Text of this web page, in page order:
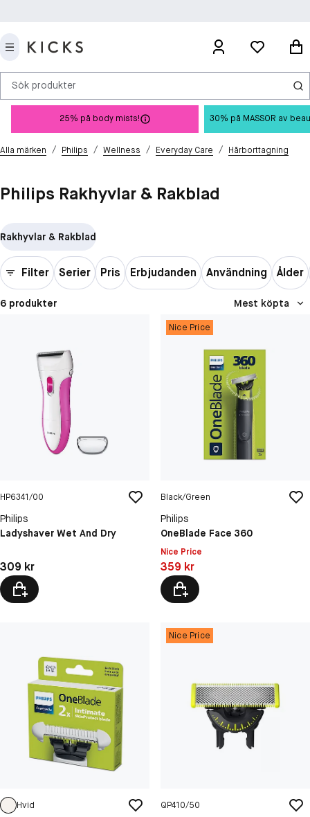
Sök produkter
25% på body mists! 30% på MASSOR av
Alla märken / Philips / Wellness / Everyday Care / Hårborttagning
Philips Rakhyvlar & Rakblad
Rakhyvlar & Rakblad
Filter Serier Pris Erbjudanden Användning Ålder
6 produkter Mest köpta
HP6341/00
Philips
Ladyshaver Wet And Dry
Pris: 309 kr
309 kr
Nice Price
Black/Green
Philips
OneBlade Face 360
Nice Price
Pris: 359 kr
359 kr
Hvid
Nice Price
QP410/50